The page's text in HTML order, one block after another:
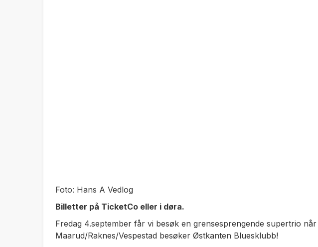
Foto: Hans A Vedlog
Billetter på TicketCo eller i døra.
Fredag 4.september får vi besøk en grensesprengende supertrio når
Maarud/Raknes/Vespestad besøker Østkanten Bluesklubb!